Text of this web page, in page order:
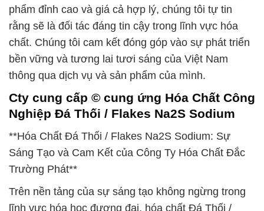
phẩm đỉnh cao và giá cả hợp lý, chúng tôi tự tin
rằng sẽ là đối tác đáng tin cậy trong lĩnh vực hóa
chất. Chúng tôi cam kết đóng góp vào sự phát triển
bền vững và tương lai tươi sáng của Việt Nam
thông qua dịch vụ và sản phẩm của mình.
Cty cung cấp © cung ứng Hóa Chất Công
Nghiệp Đá Thối / Flakes Na2S Sodium
**Hóa Chất Đá Thối / Flakes Na2S Sodium: Sự
Sáng Tạo và Cam Kết của Công Ty Hóa Chất Đắc
Trường Phát**
Trên nền tảng của sự sáng tạo không ngừng trong
lĩnh vực hóa học đương đại, hóa chất Đá Thối /